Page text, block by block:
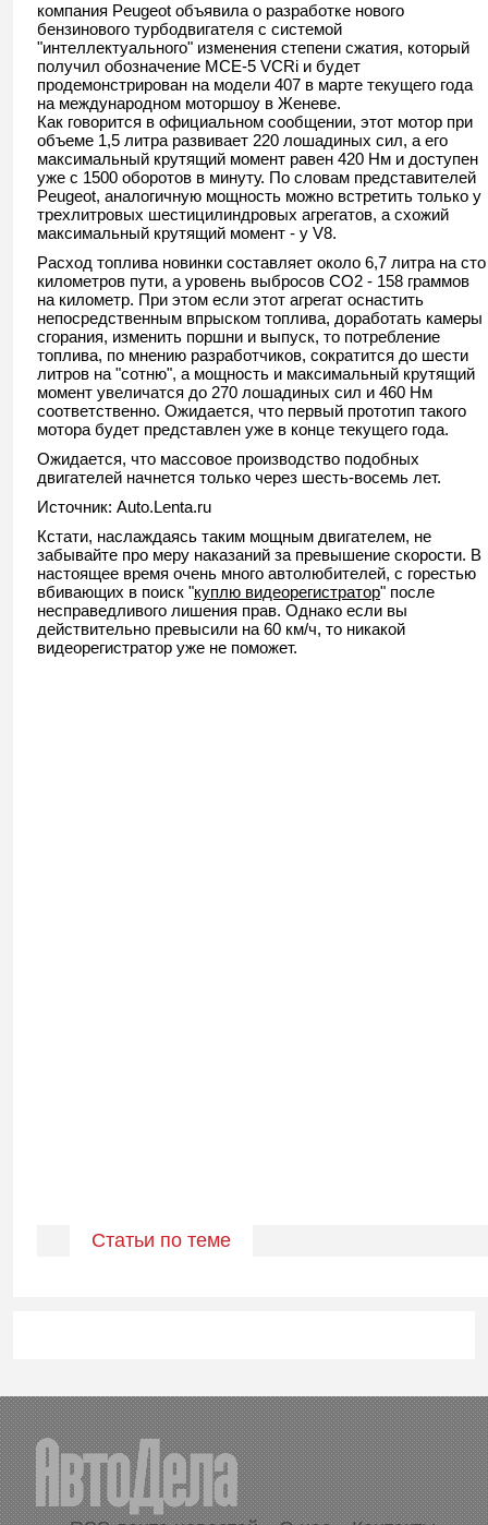
компания Peugeot объявила о разработке нового
бензинового турбодвигателя с системой
"интеллектуального" изменения степени сжатия, который
получил обозначение MCE-5 VCRi и будет
продемонстрирован на модели 407 в марте текущего года
на международном моторшоу в Женеве.
Как говорится в официальном сообщении, этот мотор при
объеме 1,5 литра развивает 220 лошадиных сил, а его
максимальный крутящий момент равен 420 Нм и доступен
уже с 1500 оборотов в минуту. По словам представителей
Peugeot, аналогичную мощность можно встретить только у
трехлитровых шестицилиндровых агрегатов, а схожий
максимальный крутящий момент - у V8.
Расход топлива новинки составляет около 6,7 литра на сто
километров пути, а уровень выбросов CO2 - 158 граммов
на километр. При этом если этот агрегат оснастить
непосредственным впрыском топлива, доработать камеры
сгорания, изменить поршни и выпуск, то потребление
топлива, по мнению разработчиков, сократится до шести
литров на "сотню", а мощность и максимальный крутящий
момент увеличатся до 270 лошадиных сил и 460 Нм
соответственно. Ожидается, что первый прототип такого
мотора будет представлен уже в конце текущего года.
Ожидается, что массовое производство подобных
двигателей начнется только через шесть-восемь лет.
Источник: Auto.Lenta.ru
Кстати, наслаждаясь таким мощным двигателем, не
забывайте про меру наказаний за превышение скорости. В
настоящее время очень много автолюбителей, с горестью
вбивающих в поиск "куплю видеорегистратор" после
несправедливого лишения прав. Однако если вы
действительно превысили на 60 км/ч, то никакой
видеорегистратор уже не поможет.
Статьи по теме